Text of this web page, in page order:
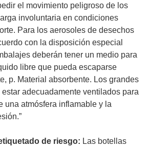
el movimiento peligroso de los
involuntaria en condiciones
Para los aerosoles de desechos
con la disposición especial
deberán tener un medio para
libre que pueda escaparse
p. Material absorbente. Los grandes
adecuadamente ventilados para
una atmósfera inflamable y la
de riesgo: Las botellas